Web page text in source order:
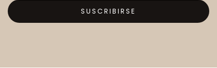
SUSCRIBIRSE